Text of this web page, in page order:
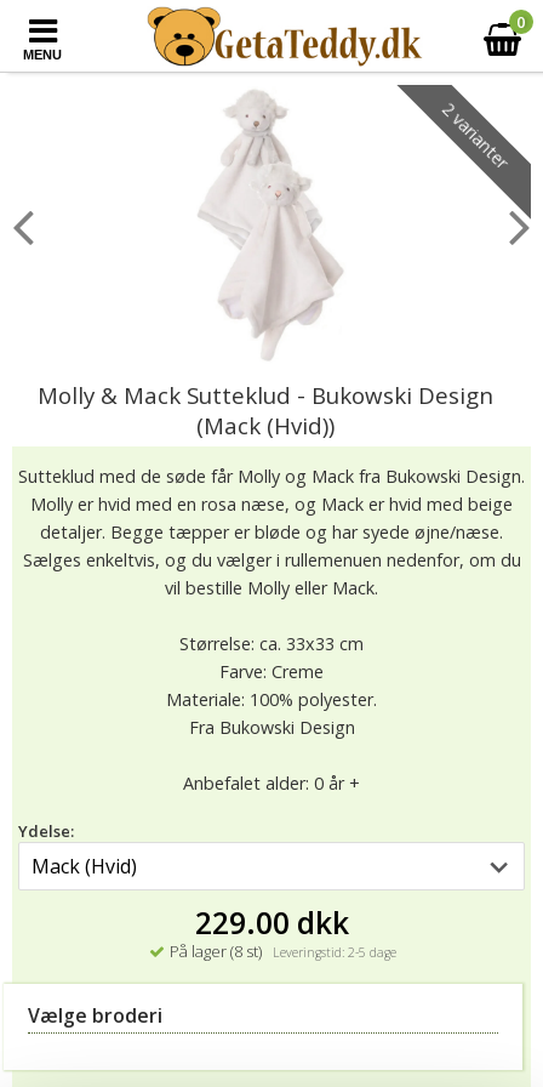
MENU
0
2 varianter
Molly & Mack Sutteklud - Bukowski Design
(Mack (Hvid))
Sutteklud med de søde får Molly og Mack fra Bukowski Design.
Molly er hvid med en rosa næse, og Mack er hvid med beige
detaljer. Begge tæpper er bløde og har syede øjne/næse.
Sælges enkeltvis, og du vælger i rullemenuen nedenfor, om du
vil bestille Molly eller Mack.
Størrelse: ca. 33x33 cm
Farve: Creme
Materiale: 100% polyester.
Fra Bukowski Design
Anbefalet alder: 0 år +
Ydelse:
229.00 dkk
På lager (8 st) Leveringstid: 2-5 dage
Vælge broderi